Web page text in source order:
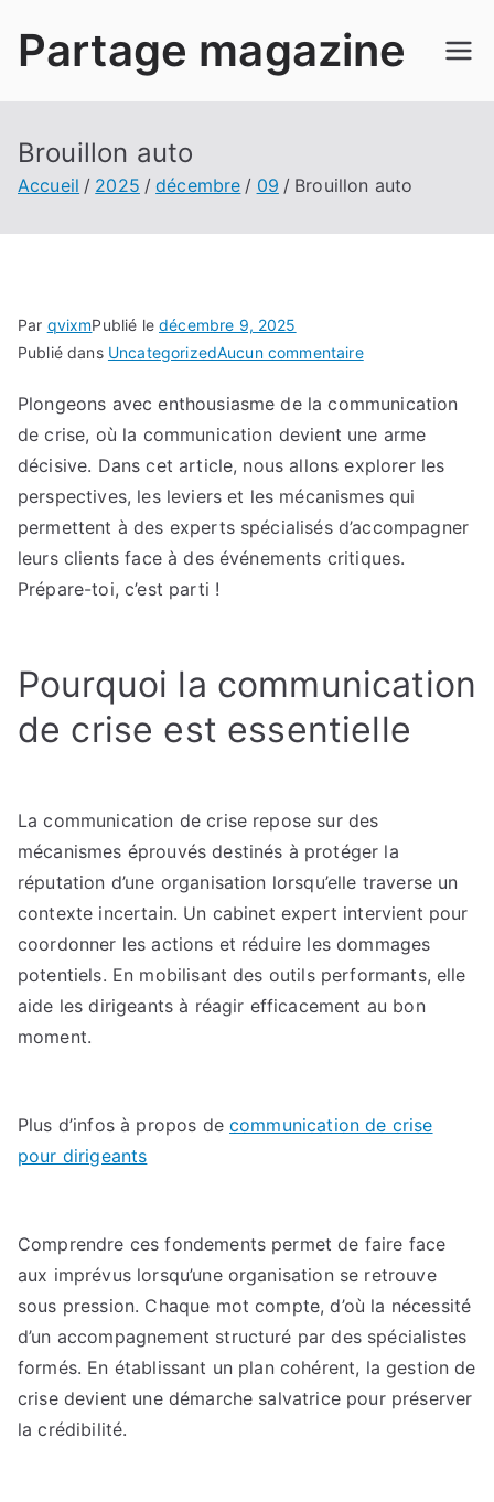
Partage magazine
Brouillon auto
Accueil 2025 décembre 09 Brouillon auto
Par qvixmPublié ledécembre 9, 2025
Publié dans UncategorizedAucun commentairesur
auto
Plongeons avec enthousiasme de la communication
de crise, où la communication devient une arme
décisive. Dans cet article, nous allons explorer les
perspectives, les leviers et les mécanismes qui
permettent à des experts spécialisés d’accompagner
leurs clients face à des événements critiques.
Prépare-toi, c’est parti !
Pourquoi la communication
de crise est essentielle
La communication de crise repose sur des
mécanismes éprouvés destinés à protéger la
réputation d’une organisation lorsqu’elle traverse un
contexte incertain. Un cabinet expert intervient pour
coordonner les actions et réduire les dommages
potentiels. En mobilisant des outils performants, elle
aide les dirigeants à réagir efficacement au bon
moment.
Plus d’infos à propos decommunication de crise
pour dirigeants
Comprendre ces fondements permet de faire face
aux imprévus lorsqu’une organisation se retrouve
sous pression. Chaque mot compte, d’où la nécessité
d’un accompagnement structuré par des spécialistes
formés. En établissant un plan cohérent, la gestion de
crise devient une démarche salvatrice pour préserver
la crédibilité.